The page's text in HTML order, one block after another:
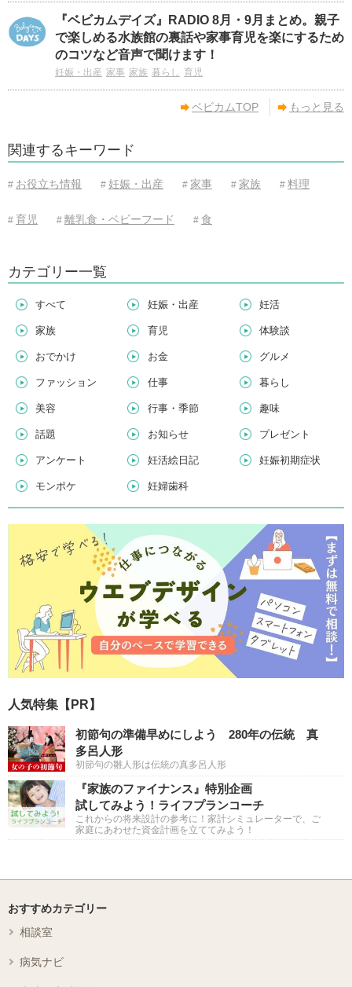
『ベビカムデイズ』RADIO 8月・9月まとめ。親子
で楽しめる水族館の裏話や家事育児を楽にするため
のコツなど音声で聞けます！
妊娠・出産 家事 家族 暮らし 育児
ベビカムTOP もっと見る
関連するキーワード
# お役立ち情報 # 妊娠・出産 # 家事 # 家族 # 料理
# 育児 # 離乳食・ベビーフード # 食
カテゴリー一覧
すべて 妊娠・出産 妊活
家族 育児 体験談
おでかけ お金 グルメ
ファッション 仕事 暮らし
美容 行事・季節 趣味
話題 お知らせ プレゼント
アンケート 妊活絵日記 妊娠初期症状
モンポケ 妊婦歯科
人気特集【PR】
初節句の準備早めにしよう 280年の伝統 真
多呂人形
初節句の雛人形は伝統の真多呂人形
『家族のファイナンス』特別企画
試してみよう！ライフプランコーチ
これからの将来設計の参考に！家計シミュレーターで、ご
家庭にあわせた資金計画を立ててみよう！
おすすめカテゴリー
相談室
病気ナビ